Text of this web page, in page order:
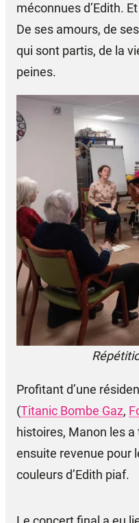
méconnues d’Edith.
De ses amours, de
qui sont partis, de la
peines.
Profitant d’une
(Titanic Bombe Gaz,
histoires, Manon les
ensuite revenue pour
couleurs d’Edith piaf.